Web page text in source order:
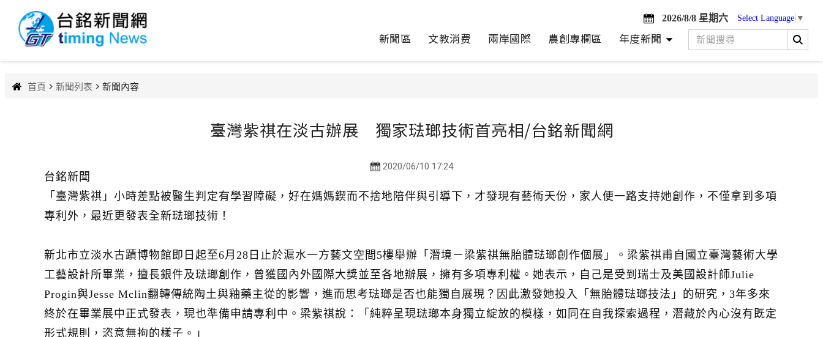
2026/8/8 星期六 Select Language ▼
新聞區 文教消费 兩岸國際 農創專欄區 年度新聞
首頁 > 新聞列表 > 新聞內容
臺灣紫祺在淡古辦展 獨家琺瑯技術首亮相/台銘新聞網
2020/06/10 17:24
台銘新聞
「臺灣紫祺」小時差點被醫生判定有學習障礙，好在媽媽鍥而不捨地陪伴與引導下，才發現有藝術天份，家人便一路支持她創作，不僅拿到多項
專利外，最近更發表全新琺瑯技術！
新北市立淡水古蹟博物館即日起至6月28日止於滬水一方藝文空間5樓舉辦「潛境－梁紫祺無胎體琺瑯創作個展」。梁紫祺甫自國立臺灣藝術大學
工藝設計所畢業，擅長銀件及琺瑯創作，曾獲國內外國際大獎並至各地辦展，擁有多項專利權。她表示，自己是受到瑞士及美國設計師Julie
Progin與Jesse Mclin翻轉傳統陶土與釉藥主從的影響，進而思考琺瑯是否也能獨自展現？因此激發她投入「無胎體琺瑯技法」的研究，3年多來
終於在畢業展中正式發表，現也準備申請專利中。梁紫祺說：「純粹呈現琺瑯本身獨立綻放的模樣，如同在自我探索過程，潛藏於內心沒有既定
形式規則，恣意無拘的樣子。」